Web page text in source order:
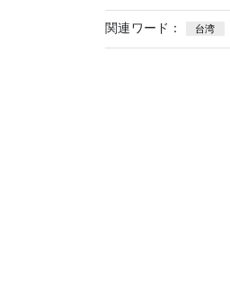
関連ワード： 台湾